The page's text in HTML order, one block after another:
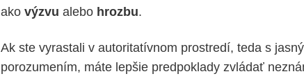
ako výzvu alebo hrozbu.
Ak ste vyrastali v autoritatívnom prostredí, teda s
porozumením, máte lepšie predpoklady zvládať